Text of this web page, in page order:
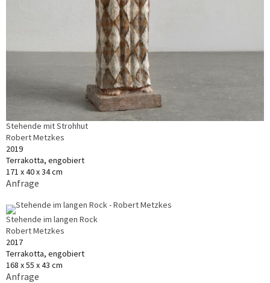
Stehende mit Strohhut
Robert Metzkes
2019
Terrakotta, engobiert
171 x 40 x 34 cm
Anfrage
Stehende im langen Rock
Robert Metzkes
2017
Terrakotta, engobiert
168 x 55 x 43 cm
Anfrage